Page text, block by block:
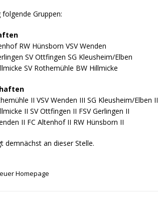
Gruppen:
RW Hünsborn VSV Wenden
SV Ottfingen SG Kleusheim/Elben
SV Rothemühle BW Hillmicke
II VSV Wenden III SG Kleusheim/Elben II
II SV Ottfingen II FSV Gerlingen II
II FC Altenhof II RW Hünsborn II
demnächst an dieser Stelle.
Homepage